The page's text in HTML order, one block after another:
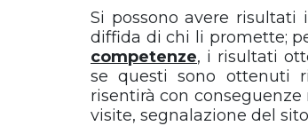
Si possono avere
diffida di chi li promette;
competenze, i risultati
se questi sono ottenuti
risentirà con
visite, segnalazione del sito